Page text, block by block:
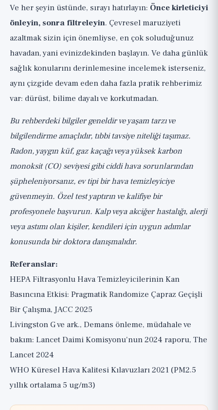
Ve her şeyin üstünde, sırayı hatırlayın: Önce kirleticiyi
önleyin, sonra filtreleyin. Çevresel maruziyeti
azaltmak sizin için önemliyse, en çok soluduğunuz
havadan, yani evinizdekinden başlayın. Ve daha günlük
sağlık konularını derinlemesine incelemek isterseniz,
aynı çizgide devam eden daha fazla pratik rehberimiz
var: dürüst, bilime dayalı ve korkutmadan.
Bu rehberdeki bilgiler geneldir ve yaşam tarzı ve
bilgilendirme amaçlıdır, tıbbi tavsiye niteliği taşımaz.
Radon, yaygın küf, gaz kaçağı veya yüksek karbon
monoksit (CO) seviyesi gibi ciddi hava sorunlarından
şüpheleniyorsanız, ev tipi bir hava temizleyiciye
güvenmeyin. Özel test yaptırın ve kalifiye bir
profesyonele başvurun. Kalp veya akciğer hastalığı, alerji
veya astımı olan kişiler, kendileri için uygun adımlar
konusunda bir doktora danışmalıdır.
Referanslar:
HEPA Filtrasyonlu Hava Temizleyicilerinin Kan
Basıncına Etkisi: Pragmatik Randomize Çapraz Geçişli
Bir Çalışma, JACC 2025
Livingston G ve ark., Demans önleme, müdahale ve
bakım: Lancet Daimi Komisyonu'nun 2024 raporu, The
Lancet 2024
WHO Küresel Hava Kalitesi Kılavuzları 2021 (PM2.5
yıllık ortalama 5 ug/m3)